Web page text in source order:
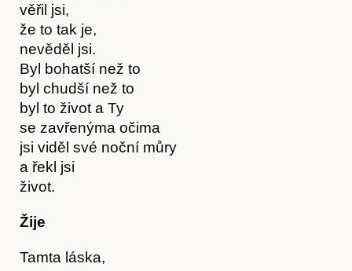
věřil jsi,
že to tak je,
nevěděl jsi.
Byl bohatší než to
byl chudší než to
byl to život a Ty
se zavřenýma očima
jsi viděl své noční můry
a řekl jsi
život.
Žije
Tamta láska,